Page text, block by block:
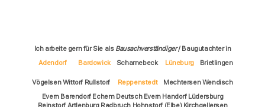
Ich arbeite gern für Sie als Bausachverständiger/ Baugutachter in
Adendorf
Bardowick Scharnebeck Lüneburg Brietlingen
Vögelsen Wittorf Rullstorf Reppenstedt
Mechtersen Wendisch
Evern Barendorf Echem Deutsch Evern Handorf Lüdersburg